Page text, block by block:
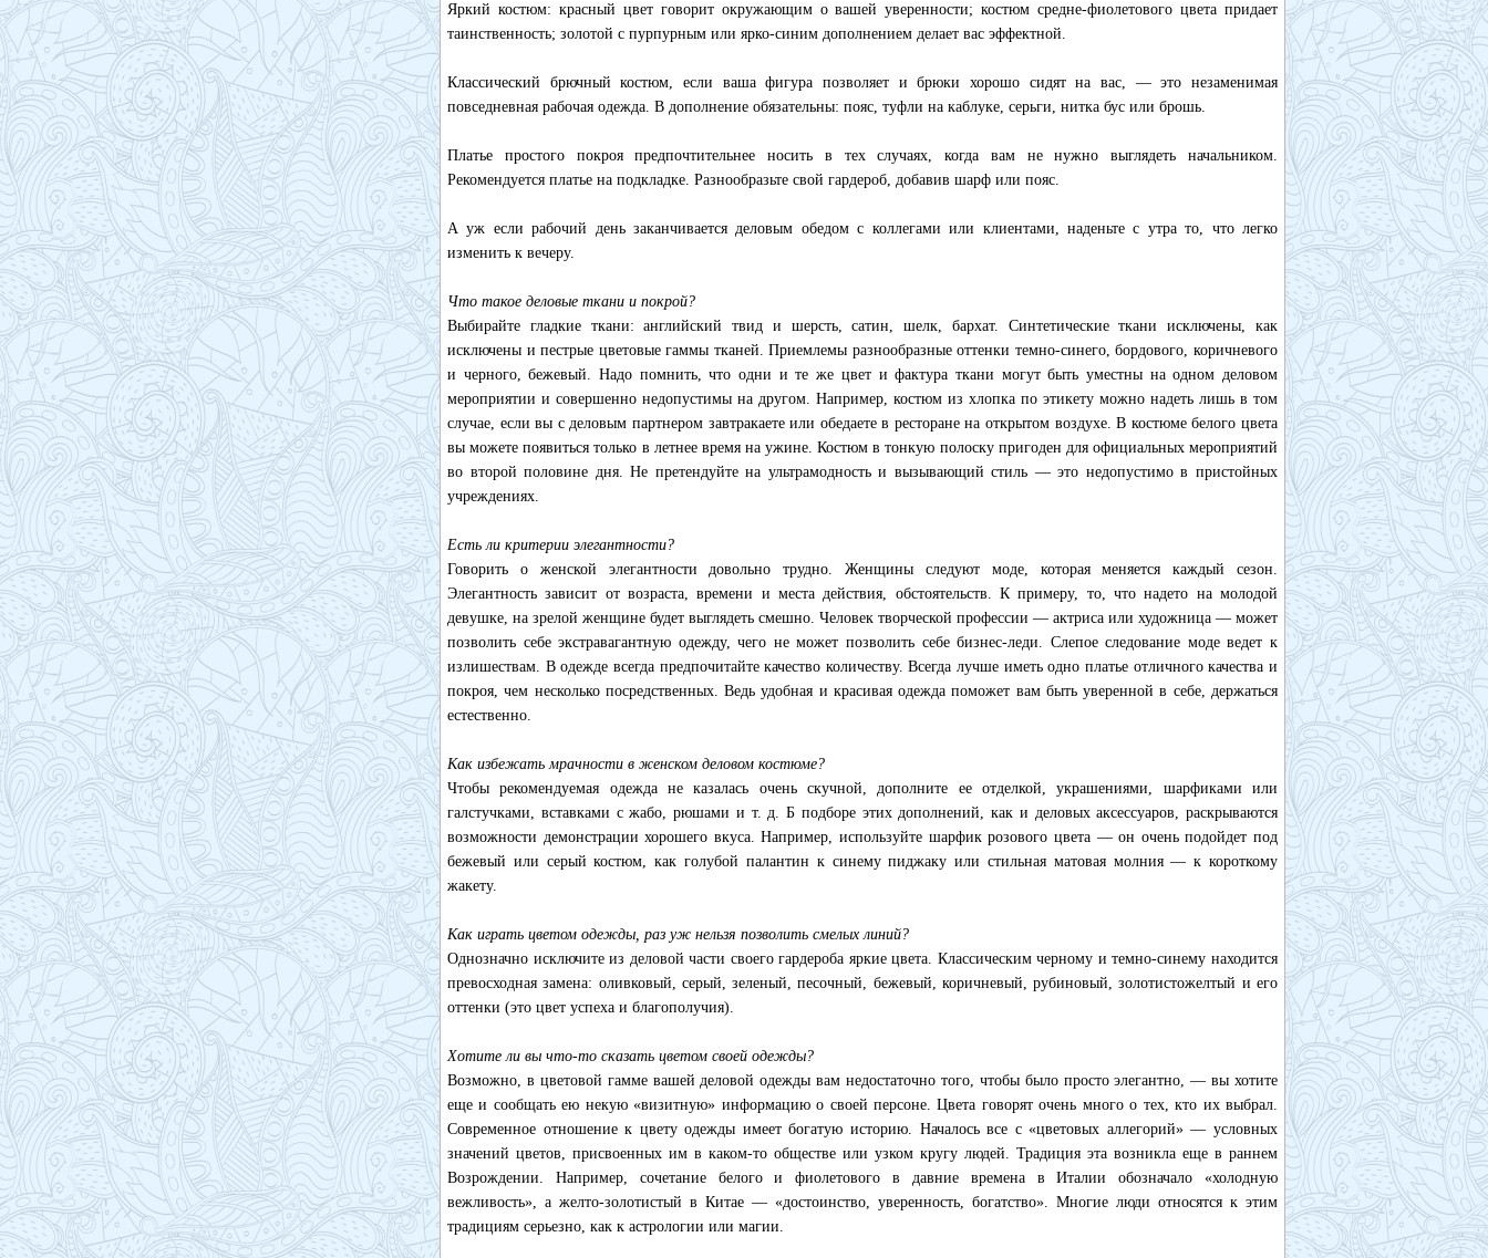
Яркий костюм: красный цвет говорит окружающим о вашей уверенности; костюм средне-фиолетового цвета придает
таинственность; золотой с пурпурным или ярко-синим дополнением делает вас эффектной.
Классический брючный костюм, если ваша фигура позволяет и брюки хорошо сидят на вас, — это незаменимая
повседневная рабочая одежда. В дополнение обязательны: пояс, туфли на каблуке, серьги, нитка бус или брошь.
Платье простого покроя предпочтительнее носить в тех случаях, когда вам не нужно выглядеть начальником.
Рекомендуется платье на подкладке. Разнообразьте свой гардероб, добавив шарф или пояс.
А уж если рабочий день заканчивается деловым обедом с коллегами или клиентами, наденьте с утра то, что легко
изменить к вечеру.
Что такое деловые ткани и покрой?
Выбирайте гладкие ткани: английский твид и шерсть, сатин, шелк, бархат. Синтетические ткани исключены, как
исключены и пестрые цветовые гаммы тканей. Приемлемы разнообразные оттенки темно-синего, бордового, коричневого
и черного, бежевый. Надо помнить, что одни и те же цвет и фактура ткани могут быть уместны на одном деловом
мероприятии и совершенно недопустимы на другом. Например, костюм из хлопка по этикету можно надеть лишь в том
случае, если вы с деловым партнером завтракаете или обедаете в ресторане на открытом воздухе. В костюме белого цвета
вы можете появиться только в летнее время на ужине. Костюм в тонкую полоску пригоден для официальных мероприятий
во второй половине дня. Не претендуйте на ультрамодность и вызывающий стиль — это недопустимо в пристойных
учреждениях.
Есть ли критерии элегантности?
Говорить о женской элегантности довольно трудно. Женщины следуют моде, которая меняется каждый сезон.
Элегантность зависит от возраста, времени и места действия, обстоятельств. К примеру, то, что надето на молодой
девушке, на зрелой женщине будет выглядеть смешно. Человек творческой профессии — актриса или художница — может
позволить себе экстравагантную одежду, чего не может позволить себе бизнес-леди. Слепое следование моде ведет к
излишествам. В одежде всегда предпочитайте качество количеству. Всегда лучше иметь одно платье отличного качества и
покроя, чем несколько посредственных. Ведь удобная и красивая одежда поможет вам быть уверенной в себе, держаться
естественно.
Как избежать мрачности в женском деловом костюме?
Чтобы рекомендуемая одежда не казалась очень скучной, дополните ее отделкой, украшениями, шарфиками или
галстучками, вставками с жабо, рюшами и т. д. Б подборе этих дополнений, как и деловых аксессуаров, раскрываются
возможности демонстрации хорошего вкуса. Например, используйте шарфик розового цвета — он очень подойдет под
бежевый или серый костюм, как голубой палантин к синему пиджаку или стильная матовая молния — к короткому
жакету.
Как играть цветом одежды, раз уж нельзя позволить смелых линий?
Однозначно исключите из деловой части своего гардероба яркие цвета. Классическим черному и темно-синему находится
превосходная замена: оливковый, серый, зеленый, песочный, бежевый, коричневый, рубиновый, золотистожелтый и его
оттенки (это цвет успеха и благополучия).
Хотите ли вы что-то сказать цветом своей одежды?
Возможно, в цветовой гамме вашей деловой одежды вам недостаточно того, чтобы было просто элегантно, — вы хотите
еще и сообщать ею некую «визитную» информацию о своей персоне. Цвета говорят очень много о тех, кто их выбрал.
Современное отношение к цвету одежды имеет богатую историю. Началось все с «цветовых аллегорий» — условных
значений цветов, присвоенных им в каком-то обществе или узком кругу людей. Традиция эта возникла еще в раннем
Возрождении. Например, сочетание белого и фиолетового в давние времена в Италии обозначало «холодную
вежливость», а желто-золотистый в Китае — «достоинство, уверенность, богатство». Многие люди относятся к этим
традициям серьезно, как к астрологии или магии.